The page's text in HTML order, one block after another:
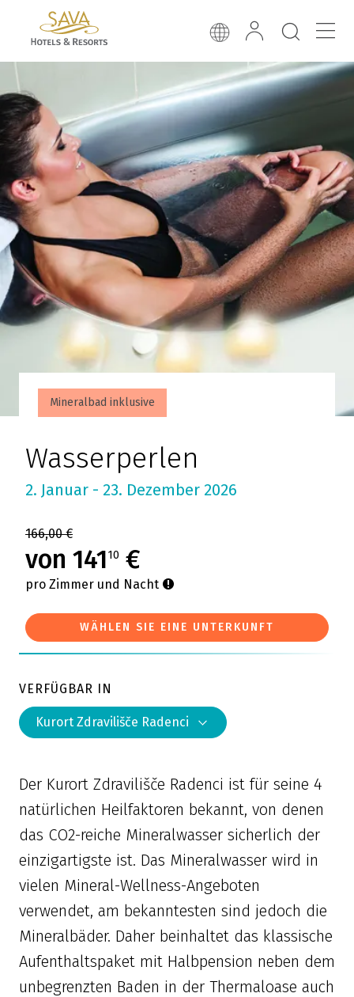
Mineralbad inklusive
Wasserperlen
2. Januar - 23. Dezember 2026
166,00 €
von 14110 €
pro Zimmer und Nacht
WÄHLEN SIE EINE UNTERKUNFT
VERFÜGBAR IN
Kurort Zdravilišče Radenci
Der Kurort Zdravilišče Radenci ist für seine 4
natürlichen Heilfaktoren bekannt, von denen
das CO2-reiche Mineralwasser sicherlich der
einzigartigste ist. Das Mineralwasser wird in
vielen Mineral-Wellness-Angeboten
verwendet, am bekanntesten sind jedoch die
Mineralbäder. Daher beinhaltet das klassische
Aufenthaltspaket mit Halbpension neben dem
unbegrenzten Baden in der Thermaloase auch